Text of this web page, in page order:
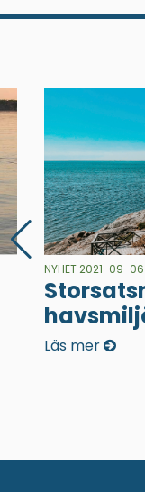
NYHET 2021-09-06
Läs mer